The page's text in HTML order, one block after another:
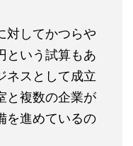
対してかつらや
という試算もあ
ネスとして成立
と複数の企業が
を進めているの